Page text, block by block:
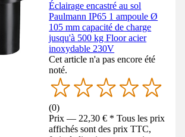
Éclairage encastré au sol
Paulmann IP65 1 ampoule Ø
105 mm capacité de charge
jusqu'à 500 kg Floor acier
inoxydable 230V
Cet article n'a pas encore été
noté.
(0)
Prix — 22,30 € * Tous les prix
affichés sont des prix TTC,